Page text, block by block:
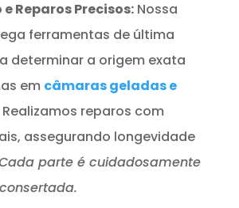
Reparos Precisos:Nossa
ferramentas de última
determinar a origem exata
em câmaras geladas e
Realizamos reparos com
assegurando longevidade
parte é cuidadosamente